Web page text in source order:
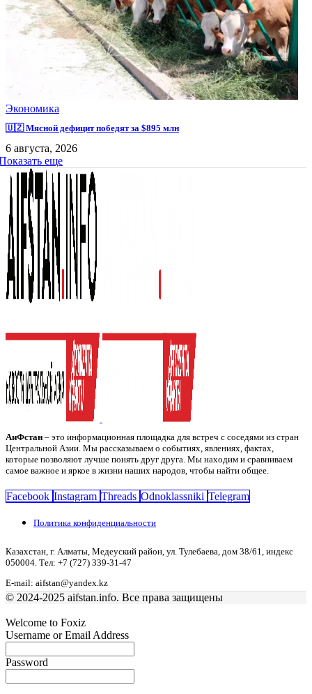
Экономика
🇺🇿 Мясной дефицит победят за $895 млн
6 августа, 2026
еще
АиФстан – это информационная площадка для встреч с соседями из стран
Центральной Азии. Мы рассказываем о событиях, явлениях, фактах,
которые позволяют лучше понять друг друга. Мы находим и сравниваем
самое важное и яркое в жизни наших народов, чтобы найти общее.
Facebook Instagram Threads Odnoklassniki Telegram
Политика конфиденциальности
Казахстан, г. Алматы, Медеуский район, ул. Тулебаева, дом 38/61, индекс
050004. Тел: +7 (727) 339-31-47
E-mail: aifstan@yandex.kz
© 2024-2025 aifstan.info. Все права защищены
Welcome to Foxiz
Username or Email Address
Password